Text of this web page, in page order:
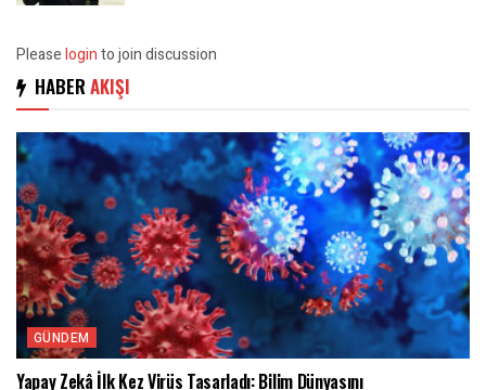
Pleaseloginto join discussion
HABER AKIŞI
GÜNDEM
Yapay Zekâ İlk Kez Virüs Tasarladı: Bilim Dünyasını